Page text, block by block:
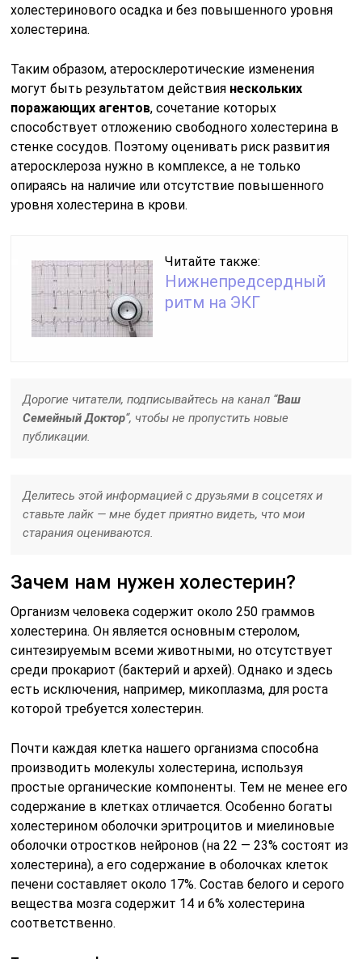
холестеринового осадка и без повышенного уровня
холестерина.
Таким образом, атеросклеротические изменения
могут быть результатом действия нескольких
поражающих агентов, сочетание которых
способствует отложению свободного холестерина в
стенке сосудов. Поэтому оценивать риск развития
атеросклероза нужно в комплексе, а не только
опираясь на наличие или отсутствие повышенного
уровня холестерина в крови.
Читайте также:
Нижнепредсердный
ритм на ЭКГ
Дорогие читатели, подписывайтесь на канал “Ваш
Семейный Доктор“, чтобы не пропустить новые
публикации.
Делитесь этой информацией с друзьями в соцсетях и
ставьте лайк — мне будет приятно видеть, что мои
старания оцениваются.
Зачем нам нужен холестерин?
Организм человека содержит около 250 граммов
холестерина. Он является основным стеролом,
синтезируемым всеми животными, но отсутствует
среди прокариот (бактерий и архей). Однако и здесь
есть исключения, например, микоплазма, для роста
которой требуется холестерин.
Почти каждая клетка нашего организма способна
производить молекулы холестерина, используя
простые органические компоненты. Тем не менее его
содержание в клетках отличается. Особенно богаты
холестерином оболочки эритроцитов и миелиновые
оболочки отростков нейронов (на 22 — 23% состоят из
холестерина), а его содержание в оболочках клеток
печени составляет около 17%. Состав белого и серого
вещества мозга содержит 14 и 6% холестерина
соответственно.